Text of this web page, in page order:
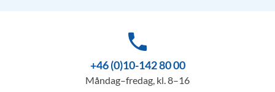
phone
+46 (0)10-142 80 00
Måndag–fredag, kl. 8–16